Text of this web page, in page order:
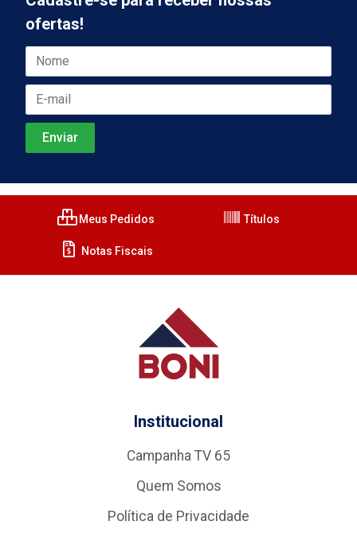
ofertas!
Meus Pedidos Títulos
Notas Fiscais
Institucional
Campanha TV 65
Quem Somos
Política de Privacidade